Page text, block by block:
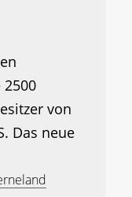
von
Das neue